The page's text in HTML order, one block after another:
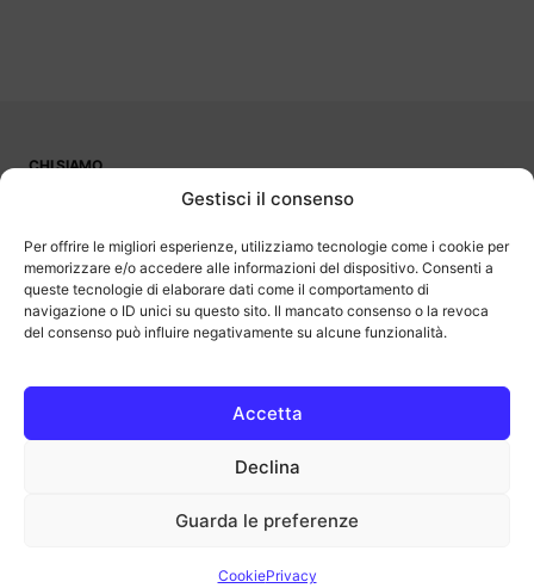
Gestisci il consenso
Per offrire le migliori esperienze, utilizziamo tecnologie come i cookie per
memorizzare e/o accedere alle informazioni del dispositivo. Consenti a
queste tecnologie di elaborare dati come il comportamento di
navigazione o ID unici su questo sito. Il mancato consenso o la revoca
del consenso può influire negativamente su alcune funzionalità.
Accetta
Declina
Guarda le preferenze
CookiePrivacy
CHI SIAMO
OutOfBit
programma di affiliazione che consente ai siti di percepire una
commissione pubblicitaria pubblicizzando e fornendo link al sito
Amazon.it. Amazon e il logo Amazon sono marchi registrati di
Amazon.com, Inc. o delle sue affiliate.
COPYRIGHT © 2013-2025 OUTOFBIT P.IVA 04140830243, TUTTI I
outofbit.it@gmail.com | outofbit@pec.it
Note legali